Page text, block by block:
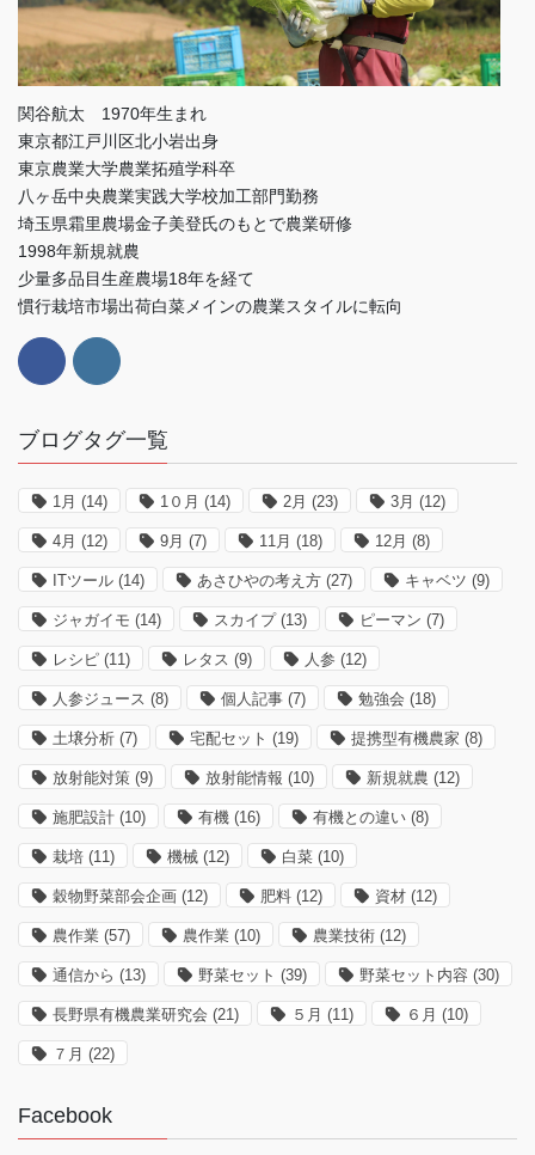
関谷航太 1970年生まれ
東京都江戸川区北小岩出身
東京農業大学農業拓殖学科卒
八ヶ岳中央農業実践大学校加工部門勤務
埼玉県霜里農場金子美登氏のもとで農業研修
1998年新規就農
少量多品目生産農場18年を経て
慣行栽培市場出荷白菜メインの農業スタイルに転向
ブログタグ一覧
1月 (14) 1０月 (14) 2月 (23) 3月 (12)
4月 (12) 9月 (7) 11月 (18) 12月 (8)
ITツール (14) あさひやの考え方 (27) キャベツ (9)
ジャガイモ (14) スカイプ(13) ピーマン (7)
レシピ (11) レタス (9) 人参 (12)
人参ジュース (8) 個人記事 (7) 勉強会 (18)
土壌分析 (7) 宅配セット (19) 提携型有機農家 (8)
放射能対策 (9) 放射能情報 (10) 新規就農 (12)
施肥設計 (10) 有機 (16) 有機との違い (8)
栽培 (11) 機械 (12) 白菜 (10)
穀物野菜部会企画 (12) 肥料 (12) 資材 (12)
農作業 (57) 農作業 (10) 農業技術 (12)
通信から (13) 野菜セット (39) 野菜セット内容 (30)
長野県有機農業研究会 (21) ５月 (11) ６月 (10)
７月 (22)
Facebook